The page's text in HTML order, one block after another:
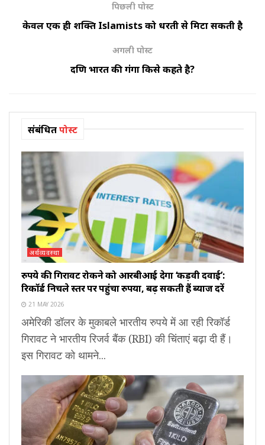
पिछली पोस्ट
केवल एक ही शक्ति Islamists को धरती से मिटा सकती है
अगली पोस्ट
दक्षिण भारत की गंगा किसे कहते है?
संबंधितपोस्ट
अर्थव्यवस्था
रुपये की गिरावट रोकने को आरबीआई देगा ‘कड़वी दवाई’:
रिकॉर्ड निचले स्तर पर पहुंचा रुपया, बढ़ सकती हैं ब्याज दरें
21 MAY 2026
अमेरिकी डॉलर के मुकाबले भारतीय रुपये में आ रही रिकॉर्ड
गिरावट ने भारतीय रिजर्व बैंक (RBI) की चिंताएं बढ़ा दी हैं।
इस गिरावट को थामने...